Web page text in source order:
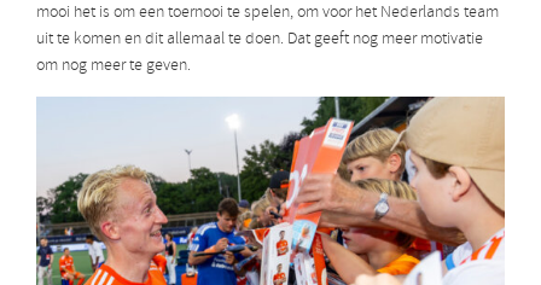
mooi het is om een toernooi te spelen, om voor het Nederlands team
uit te komen en dit allemaal te doen. Dat geeft nog meer motivatie
om nog meer te geven.